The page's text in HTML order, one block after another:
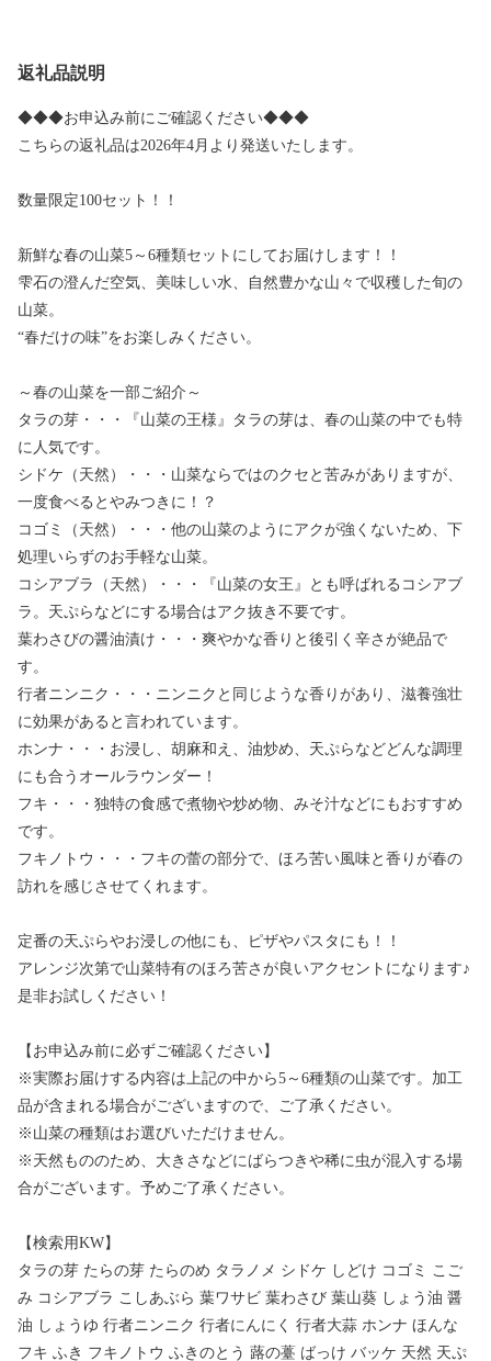
返礼品説明
◆◆◆お申込み前にご確認ください◆◆◆
こちらの返礼品は2026年4月より発送いたします。
数量限定100セット！！
新鮮な春の山菜5～6種類セットにしてお届けします！！
雫石の澄んだ空気、美味しい水、自然豊かな山々で収穫した旬の
山菜。
“春だけの味”をお楽しみください。
～春の山菜を一部ご紹介～
タラの芽・・・『山菜の王様』タラの芽は、春の山菜の中でも特
に人気です。
シドケ（天然）・・・山菜ならではのクセと苦みがありますが、
一度食べるとやみつきに！？
コゴミ（天然）・・・他の山菜のようにアクが強くないため、下
処理いらずのお手軽な山菜。
コシアブラ（天然）・・・『山菜の女王』とも呼ばれるコシアブ
ラ。天ぷらなどにする場合はアク抜き不要です。
葉わさびの醤油漬け・・・爽やかな香りと後引く辛さが絶品で
す。
行者ニンニク・・・ニンニクと同じような香りがあり、滋養強壮
に効果があると言われています。
ホンナ・・・お浸し、胡麻和え、油炒め、天ぷらなどどんな調理
にも合うオールラウンダー！
フキ・・・独特の食感で煮物や炒め物、みそ汁などにもおすすめ
です。
フキノトウ・・・フキの蕾の部分で、ほろ苦い風味と香りが春の
訪れを感じさせてくれます。
定番の天ぷらやお浸しの他にも、ピザやパスタにも！！
アレンジ次第で山菜特有のほろ苦さが良いアクセントになります♪
是非お試しください！
【お申込み前に必ずご確認ください】
※実際お届けする内容は上記の中から5～6種類の山菜です。加工
品が含まれる場合がございますので、ご了承ください。
※山菜の種類はお選びいただけません。
※天然もののため、大きさなどにばらつきや稀に虫が混入する場
合がございます。予めご了承ください。
【検索用KW】
タラの芽 たらの芽 たらのめ タラノメ シドケ しどけ コゴミ こご
み コシアブラ こしあぶら 葉ワサビ 葉わさび 葉山葵 しょう油 醤
油 しょうゆ 行者ニンニク 行者にんにく 行者大蒜 ホンナ ほんな
フキ ふき フキノトウ ふきのとう 蕗の薹 ばっけ バッケ 天然 天ぷ